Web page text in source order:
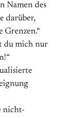
Namen des
darüber,
Grenzen.“
du mich nur
nicht-